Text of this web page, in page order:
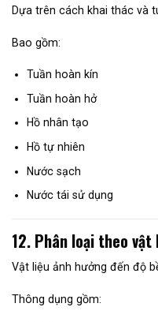
Dựa trên cách khai thác và
Bao gồm:
Tuần hoàn kín
Tuần hoàn hở
Hồ nhân tạo
Hồ tự nhiên
Nước sạch
Nước tái sử dụng
12. Phân loại theo vật
Vật liệu ảnh hưởng đến độ
Thông dụng gồm: